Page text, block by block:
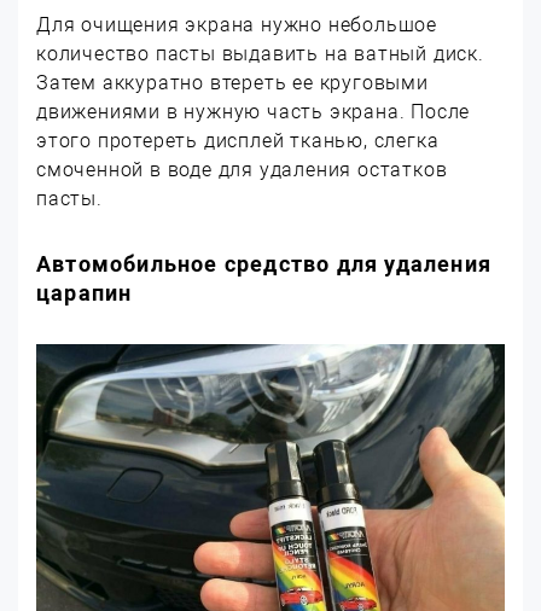
Для очищения экрана нужно небольшое
количество пасты выдавить на ватный диск.
Затем аккуратно втереть ее круговыми
движениями в нужную часть экрана. После
этого протереть дисплей тканью, слегка
смоченной в воде для удаления остатков
пасты.
Автомобильное средство для удаления
царапин